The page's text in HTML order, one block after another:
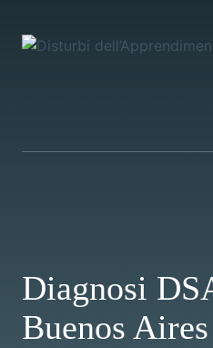
contenuto
Diagnosi
Buenos